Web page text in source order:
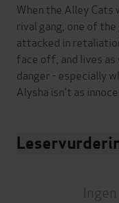
When the Alley Cats
rival gang, one of
attacked in
face off, and lives
danger - especially